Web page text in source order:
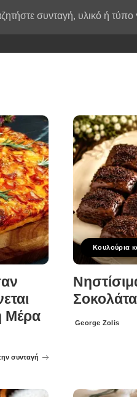
Μέρα
συνταγή
Κουλούρια
Posted
George Zolis